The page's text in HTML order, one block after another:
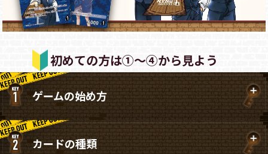
初めての方は①～④から見よう
ゲームの始め方
カードの種類